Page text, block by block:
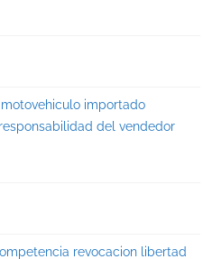
importado
del vendedor
revocacion libertad